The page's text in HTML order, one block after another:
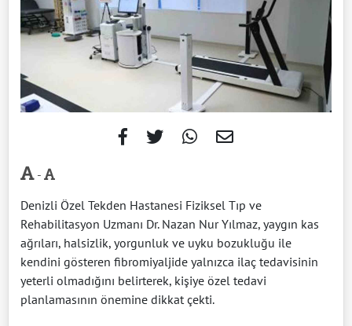
-
Denizli Özel Tekden Hastanesi Fiziksel Tıp ve
Rehabilitasyon Uzmanı Dr. Nazan Nur Yılmaz, yaygın kas
ağrıları, halsizlik, yorgunluk ve uyku bozukluğu ile
kendini gösteren fibromiyaljide yalnızca ilaç tedavisinin
yeterli olmadığını belirterek, kişiye özel tedavi
planlamasının önemine dikkat çekti.